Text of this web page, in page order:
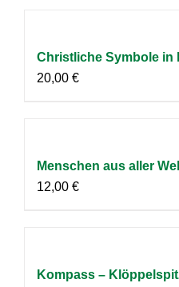
Christliche Symbole in
20,00 €
Menschen aus aller
12,00 €
Kompass –